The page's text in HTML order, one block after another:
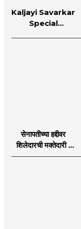
Kaljayi Savarkar
Special
सेनापतीच्या हद्दीवर
शिलेदारची मक्तेदारी |
Sahyadri Tiger